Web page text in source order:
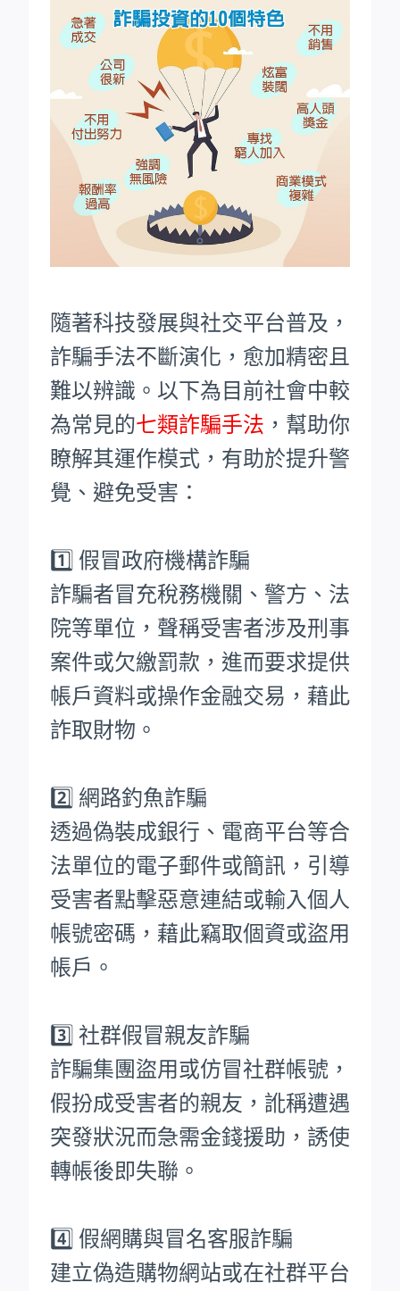
隨著科技發展與社交平台普及，
詐騙手法不斷演化，愈加精密且
難以辨識。以下為目前社會中較
為常見的七類詐騙手法 ，幫助你
瞭解其運作模式，有助於提升警
覺、避免受害：
1️⃣ 假冒政府機構詐騙
詐騙者冒充稅務機關、警方、法
院等單位，聲稱受害者涉及刑事
案件或欠繳罰款，進而要求提供
帳戶資料或操作金融交易，藉此
詐取財物。
2️⃣ 網路釣魚詐騙
透過偽裝成銀行、電商平台等合
法單位的電子郵件或簡訊，引導
受害者點擊惡意連結或輸入個人
帳號密碼，藉此竊取個資或盜用
帳戶。
3️⃣ 社群假冒親友詐騙
詐騙集團盜用或仿冒社群帳號，
假扮成受害者的親友，訛稱遭遇
突發狀況而急需金錢援助，誘使
轉帳後即失聯。
4️⃣ 假網購與冒名客服詐騙
建立偽造購物網站或在社群平台